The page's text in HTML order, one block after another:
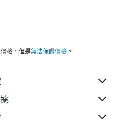
格，但是無法保證價格 。